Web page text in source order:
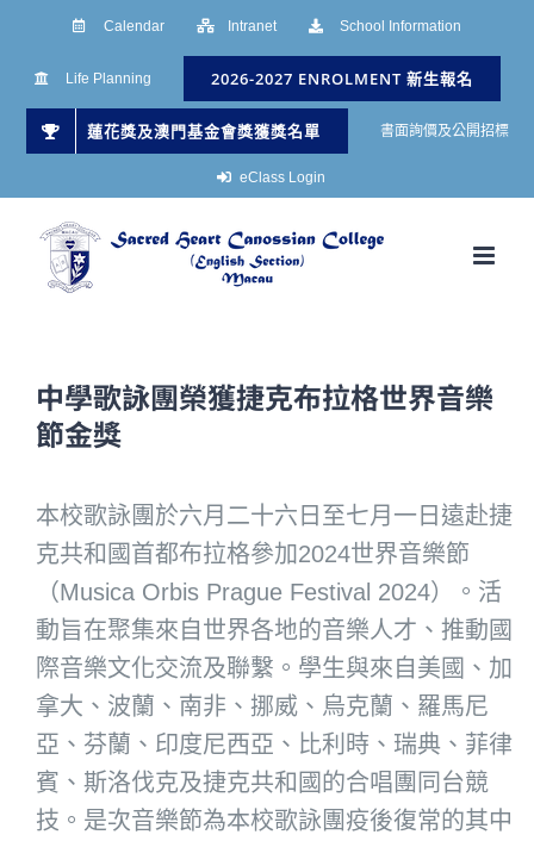
Calendar Intranet School Information
Life Planning 2026-2027 ENROLMENT 新生報名
蓮花獎及澳門基金會獎獲獎名單 書面詢價及公開招標
eClass Login
中學歌詠團榮獲捷克布拉格世界音樂
節金獎
本校歌詠團於六月二十六日至七月一日遠赴捷
克共和國首都布拉格參加2024世界音樂節
（Musica Orbis Prague Festival 2024）。活
動旨在聚集來自世界各地的音樂人才、推動國
際音樂文化交流及聯繫。學生與來自美國、加
拿大、波蘭、南非、挪威、烏克蘭、羅馬尼
亞、芬蘭、印度尼西亞、比利時、瑞典、菲律
賓、斯洛伐克及捷克共和國的合唱團同台競
技。是次音樂節為本校歌詠團疫後復常的其中